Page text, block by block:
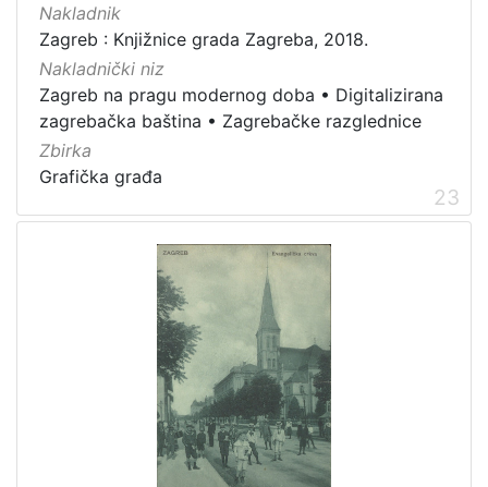
Nakladnik
Zagreb : Knjižnice grada Zagreba, 2018.
Nakladnički niz
Zagreb na pragu modernog doba • Digitalizirana
zagrebačka baština • Zagrebačke razglednice
Zbirka
Grafička građa
23